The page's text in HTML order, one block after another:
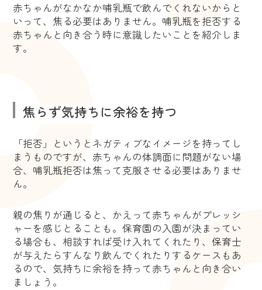
赤ちゃんがなかなか哺乳瓶で飲んでくれないからと
いって、焦る必要はありません。哺乳瓶を拒否する
赤ちゃんと向き合う時に意識したいことを紹介しま
す。
焦らず気持ちに余裕を持つ
「拒否」というとネガティブなイメージを持ってし
まうものですが、赤ちゃんの体調面に問題がない場
合、哺乳瓶拒否は焦って克服させる必要はありませ
ん。
親の焦りが通じると、かえって赤ちゃんがプレッシ
ャーを感じとることも。保育園の入園が決まってい
る場合も、相談すれば受け入れてくれたり、保育士
が与えたらすんなり飲んでくれたりするケースもあ
るので、気持ちに余裕を持って赤ちゃんと向き合い
ましょう。